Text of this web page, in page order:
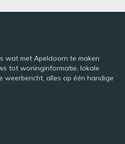
wat met Apeldoorn te maken
tot woninginformatie, lokale
weerbericht, alles op één handige